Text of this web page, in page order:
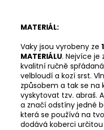
MATERIÁL:
Vaky jsou vyrobeny ze
MATERIÁLU. Nejvíce je
kvalitní ručně
velbloudí a kozí srst.
způsobem a tak se
vyskytovat tzv. abraš.
a značí odstíny jedné
která se používá na
dodává koberci